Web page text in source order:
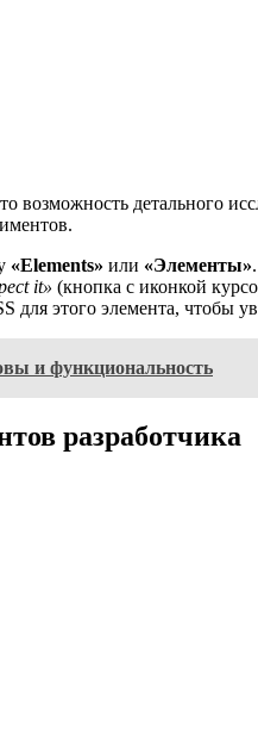
возможность детального
«Elements» или «Элементы».
it» (кнопка с иконкой
этого элемента, чтобы
и функциональность
разработчика